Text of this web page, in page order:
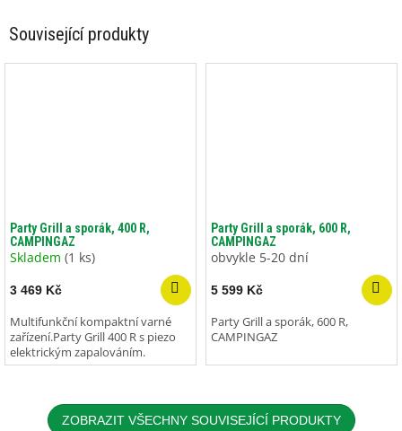
Související produkty
Party Grill a sporák, 400 R,
CAMPINGAZ
Skladem (1 ks)
3 469 Kč
Multifunkční kompaktní varné
zařízení.Party Grill 400 R s piezo
elektrickým zapalováním.
Party Grill a sporák, 600 R,
CAMPINGAZ
obvykle 5-20 dní
5 599 Kč
Party Grill a sporák, 600 R,
CAMPINGAZ
ZOBRAZIT VŠECHNY SOUVISEJÍCÍ PRODUKTY